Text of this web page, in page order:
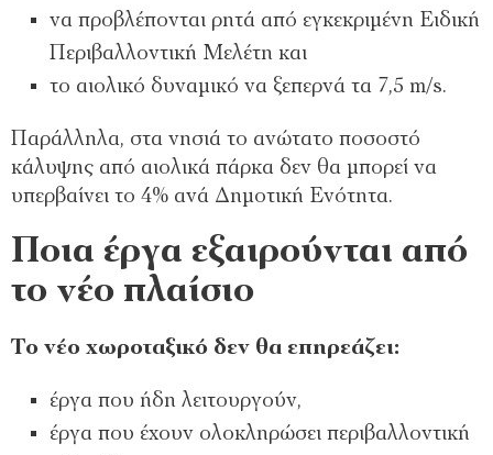
να προβλέπονται ρητά από εγκεκριμένη Ειδική
Περιβαλλοντική Μελέτη και
το αιολικό δυναμικό να ξεπερνά τα 7,5 m/s.
Παράλληλα, στα νησιά το ανώτατο ποσοστό
κάλυψης από αιολικά πάρκα δεν θα μπορεί να
υπερβαίνει το 4% ανά Δημοτική Ενότητα.
Ποια έργα εξαιρούνται από
το νέο πλαίσιο
Το νέο χωροταξικό δεν θα επηρεάζει:
έργα που ήδη λειτουργούν,
έργα που έχουν ολοκληρώσει περιβαλλοντική